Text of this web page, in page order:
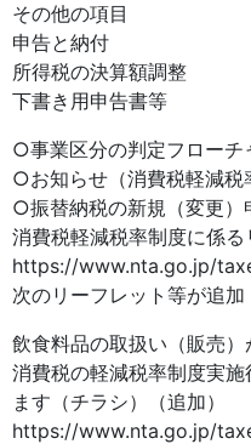
その他の項目
申告と納付
所得税の決算額調整
下書き用申告書等
○事業区分の判定フローチ
○お知らせ（消費税軽減税
○振替納税の新規（変更）
消費税軽減税率制度に係
https://www.nta.go.jp/
次のリーフレット等が追加
飲食料品の取扱い（販売）
消費税の軽減税率制度実
ます（チラシ）（追加）
https://www.nta.go.jp/